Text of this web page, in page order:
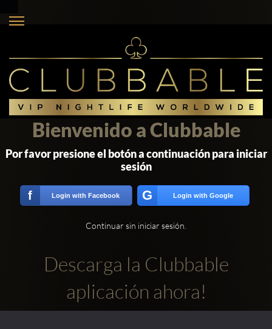
Bienvenido a Clubbable
Por favor presione el botón a continuación para iniciar
sesión
f Login with Facebook G Login with Google
Continuar sin iniciar sesión.
Descarga la Clubbable
aplicación ahora!